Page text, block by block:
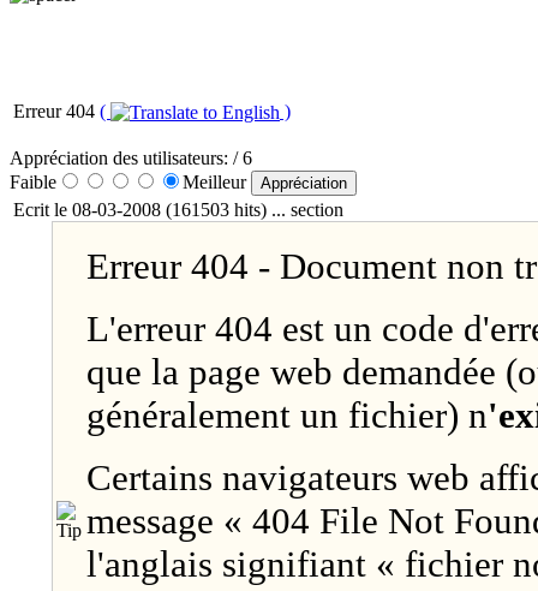
Erreur 404 ( )
Appréciation des utilisateurs: / 6
Faible
Meilleur
Ecrit le 08-03-2008 (161503 hits) ... section
Erreur 404 - Document non
L'erreur 404 est un code
que la page web demandée
généralement un fichier) n
Certains navigateurs web
message « 404 File Not
l'anglais signifiant « fichier